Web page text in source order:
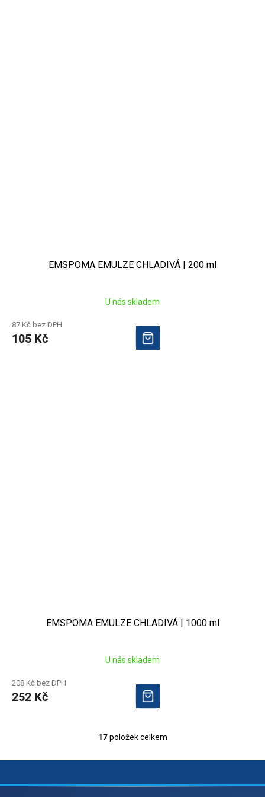
EMSPOMA EMULZE CHLADIVÁ | 200 ml
U nás skladem
87 Kč bez DPH
105 Kč
EMSPOMA EMULZE CHLADIVÁ | 1000 ml
U nás skladem
208 Kč bez DPH
252 Kč
O
d
17položek celkem